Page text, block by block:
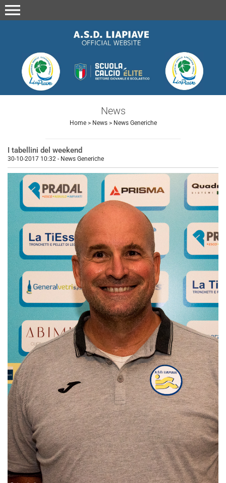
menu
News
Home> News> News Generiche
I tabellini del weekend
30-10-2017 10:32 - News Generiche